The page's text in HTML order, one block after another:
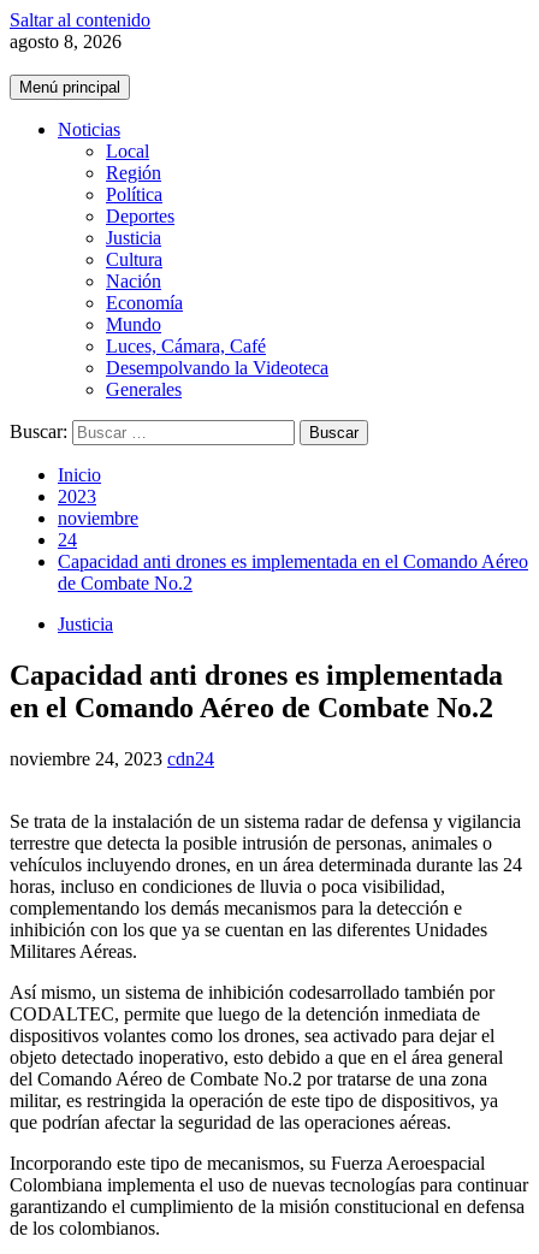
Saltar al contenido
agosto 8, 2026
Menú principal
Noticias
Local
Región
Política
Deportes
Justicia
Cultura
Nación
Economía
Mundo
Luces, Cámara, Café
Desempolvando la Videoteca
Generales
Buscar:
Inicio
2023
noviembre
24
Capacidad anti drones es implementada en el Comando Aéreo
de Combate No.2
Justicia
Capacidad anti drones es implementada
en el Comando Aéreo de Combate No.2
noviembre 24, 2023 cdn24
Se trata de la instalación de un sistema radar de defensa y vigilancia
terrestre que detecta la posible intrusión de personas, animales o
vehículos incluyendo drones, en un área determinada durante las 24
horas, incluso en condiciones de lluvia o poca visibilidad,
complementando los demás mecanismos para la detección e
inhibición con los que ya se cuentan en las diferentes Unidades
Militares Aéreas.
Así mismo, un sistema de inhibición codesarrollado también por
CODALTEC, permite que luego de la detención inmediata de
dispositivos volantes como los drones, sea activado para dejar el
objeto detectado inoperativo, esto debido a que en el área general
del Comando Aéreo de Combate No.2 por tratarse de una zona
militar, es restringida la operación de este tipo de dispositivos, ya
que podrían afectar la seguridad de las operaciones aéreas.
Incorporando este tipo de mecanismos, su Fuerza Aeroespacial
Colombiana implementa el uso de nuevas tecnologías para continuar
garantizando el cumplimiento de la misión constitucional en defensa
de los colombianos.